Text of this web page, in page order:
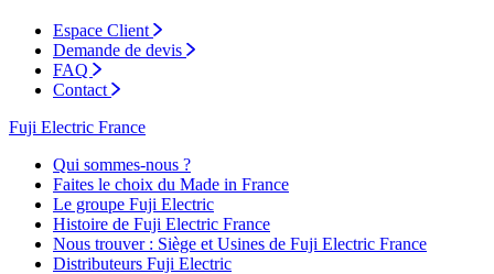
Espace Client
Demande de devis
FAQ
Contact
Fuji Electric France
Qui sommes-nous ?
Faites le choix du Made in France
Le groupe Fuji Electric
Histoire de Fuji Electric France
Nous trouver : Siège et Usines de Fuji Electric France
Distributeurs Fuji Electric